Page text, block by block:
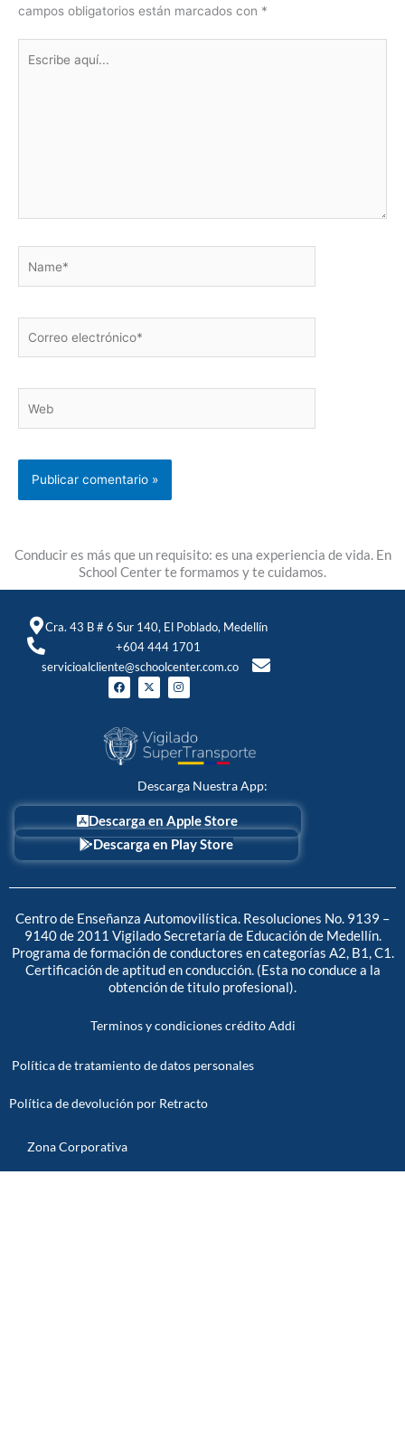
campos obligatorios están marcados con *
aquí...
electrónico*
Conducir es más que un requisito: es una experiencia de vida. En
School Center te formamos y te cuidamos.
Cra. 43 B # 6 Sur 140, El Poblado, Medellín
+604 444 1701
servicioalcliente@schoolcenter.com.co
F
a
c
o
o
k
X
-
t
t
t
e
I
n
s
g
r
a
m
Descarga Nuestra App:
Descarga en Apple Store
Descarga en Play Store
Centro de Enseñanza Automovilística. Resoluciones No. 9139 –
9140 de 2011 Vigilado Secretaría de Educación de Medellín.
Programa de formación de conductores en categorías A2, B1, C1.
Certificación de aptitud en conducción. (Esta no conduce a la
obtención de titulo profesional).
Terminos y condiciones crédito Addi
Política de tratamiento de datos personales
Política de devolución por Retracto
Zona Corporativa